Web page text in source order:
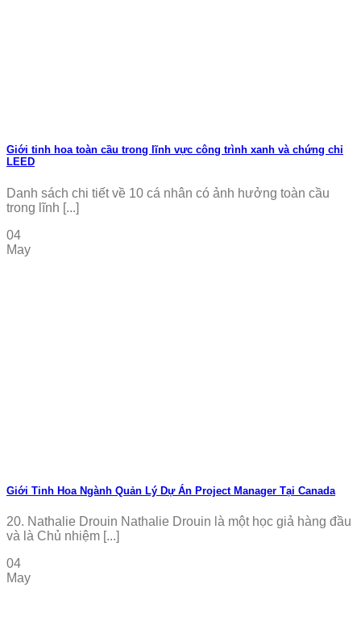
Giới tinh hoa toàn cầu trong lĩnh vực công trình xanh và chứng chỉ
LEED
Danh sách chi tiết về 10 cá nhân có ảnh hưởng toàn cầu
trong lĩnh [...]
04
May
Giới Tinh Hoa Ngành Quản Lý Dự Án Project Manager Tại Canada
20. Nathalie Drouin Nathalie Drouin là một học giả hàng đầu
và là Chủ nhiệm [...]
04
May